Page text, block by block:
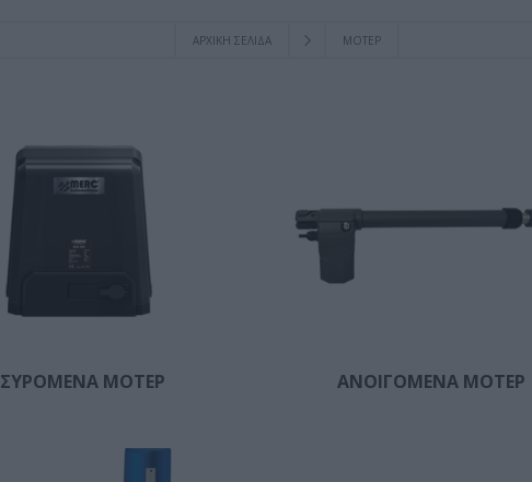
ΑΡΧΙΚΉ ΣΕΛΊΔΑ ΜΟΤΕΡ
ΣΥΡOΜΕΝΑ ΜΟΤΕΡ ΑΝΟΙΓΟΜΕΝΑ ΜΟΤΕΡ